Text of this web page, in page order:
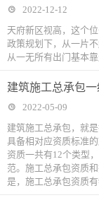
2022-12-12
天府新区视高，这个
政策规划下，从一片
从一无所有出门基本
建筑施工总承包
2022-05-09
建筑施工总承包，就
具备相对应资质标准
资质一共有12个类型
范。施工总承包资质
是，施工总承包资质